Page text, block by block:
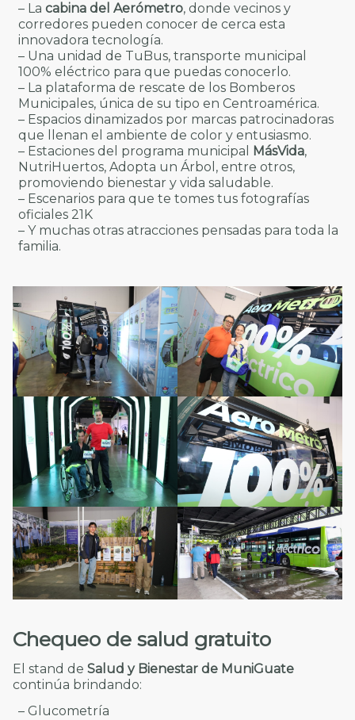
– La cabina del Aerómetro, donde vecinos y
corredores pueden conocer de cerca esta
innovadora tecnología.
– Una unidad de TuBus, transporte municipal
100% eléctrico para que puedas conocerlo.
– La plataforma de rescate de los Bomberos
Municipales, única de su tipo en Centroamérica.
– Espacios dinamizados por marcas patrocinadoras
que llenan el ambiente de color y entusiasmo.
– Estaciones del programa municipal
MásVida,
NutriHuertos, Adopta un Árbol, entre otros,
promoviendo bienestar y vida saludable.
– Escenarios para que te tomes tus fotografías
oficiales 21K
– Y muchas otras atracciones pensadas para toda la
familia.
Chequeo de salud gratuito
El stand de Salud y Bienestar de MuniGuate
continúa brindando:
– Glucometría